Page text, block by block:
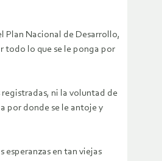
Plan Nacional de Desarrollo,
todo lo que se le ponga por
ni la voluntad de
por donde se le antoje y
esperanzas en tan viejas